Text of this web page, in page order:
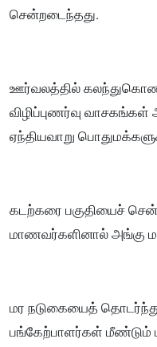
சென்றடைந்தது.
ஊர்வலத்தில்
விழிப்புணர்வு
ஏந்தியவாறு
கடற்கரை பகுதியைச்
மாணவர்களினால் அங்கு
மர நடுகையைத்
பங்கேற்பாளர்கள் மீண்டும்